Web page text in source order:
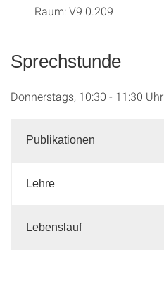
Raum: V9 0.209
Sprechstunde
Donnerstags, 10:30 - 11:30 Uhr
Publikationen
Lehre
Lebenslauf